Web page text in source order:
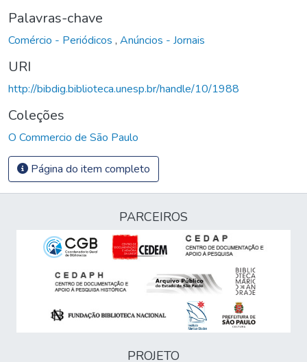
Palavras-chave
Comércio - Periódicos , Anúncios - Jornais
URI
http://bibdig.biblioteca.unesp.br/handle/10/1988
Coleções
O Commercio de São Paulo
Página do item completo
PARCEIROS
PROJETO